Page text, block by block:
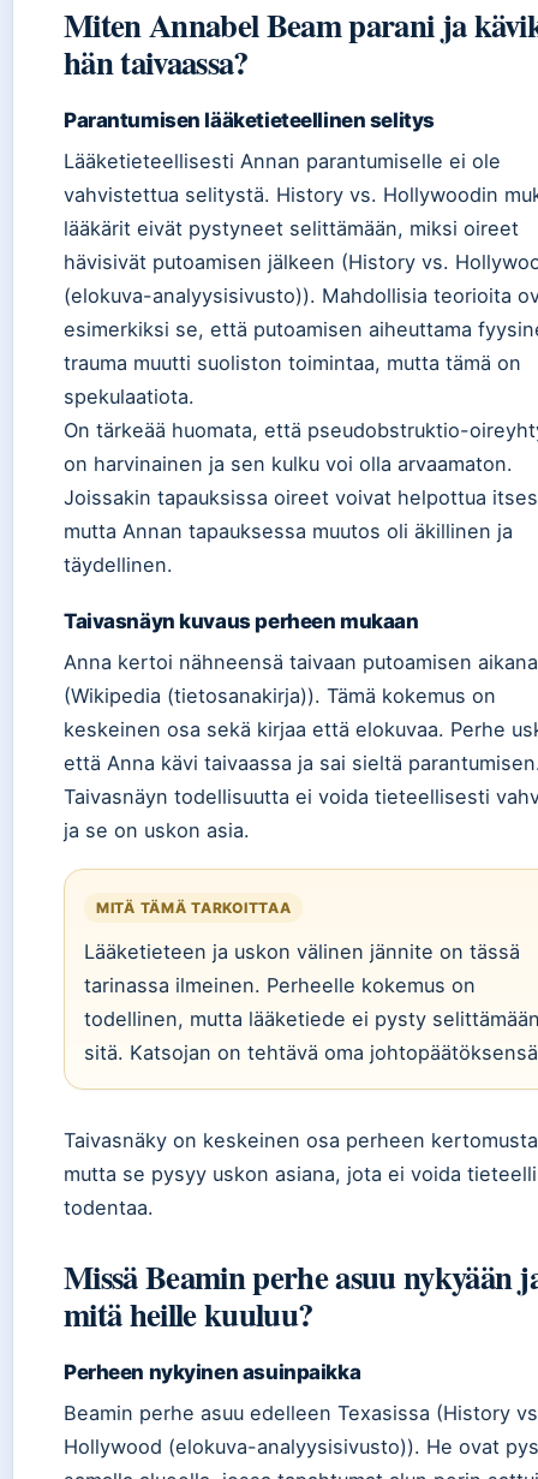
Miten Annabel Beam parani ja
hän taivaassa?
Parantumisen lääketieteellinen selitys
Lääketieteellisesti Annan parantumiselle ei ole
vahvistettua selitystä. History vs. Hollywoodin
lääkärit eivät pystyneet selittämään, miksi oireet
hävisivät putoamisen jälkeen (History vs.
(elokuva-analyysisivusto)). Mahdollisia teorioita
esimerkiksi se, että putoamisen aiheuttama
trauma muutti suoliston toimintaa, mutta tämä on
spekulaatiota.
On tärkeää huomata, että pseudobstruktio-
on harvinainen ja sen kulku voi olla arvaamaton.
Joissakin tapauksissa oireet voivat helpottua
mutta Annan tapauksessa muutos oli äkillinen ja
täydellinen.
Taivasnäyn kuvaus perheen mukaan
Anna kertoi nähneensä taivaan putoamisen aikana
(Wikipedia (tietosanakirja)). Tämä kokemus on
keskeinen osa sekä kirjaa että elokuvaa. Perhe
että Anna kävi taivaassa ja sai sieltä
Taivasnäyn todellisuutta ei voida tieteellisesti
ja se on uskon asia.
MITÄ TÄMÄ TARKOITTAA
Lääketieteen ja uskon välinen jännite on tässä
tarinassa ilmeinen. Perheelle kokemus on
todellinen, mutta lääketiede ei pysty
sitä. Katsojan on tehtävä oma
Taivasnäky on keskeinen osa perheen
mutta se pysyy uskon asiana, jota ei voida
todentaa.
Missä Beamin perhe asuu nykyään
mitä heille kuuluu?
Perheen nykyinen asuinpaikka
Beamin perhe asuu edelleen Texasissa (History
Hollywood (elokuva-analyysisivusto)). He ovat